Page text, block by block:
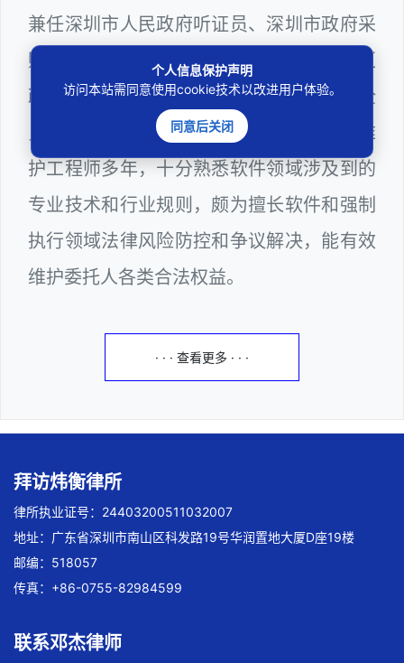
兼任深圳市人民政府听证员、深圳市政府采
购评审专家（法律类），曾担任深圳市某区
政府系统公职律师、计算机信息网络安全
员、WEB前端开发工程师和WEB服务器维
护工程师多年，十分熟悉软件领域涉及到的
专业技术和行业规则，颇为擅长软件和强制
执行领域法律风险防控和争议解决，能有效
维护委托人各类合法权益。
· · · 查看更多 · · ·
拜访炜衡律所
律所执业证号：24403200511032007
地址：广东省深圳市南山区科发路19号华润置地大厦D座19楼
邮编：518057
传真：+86-0755-82984599
联系邓杰律师
个人信息保护声明
访问本站需同意使用cookie技术以改进用户体验。
同意后关闭